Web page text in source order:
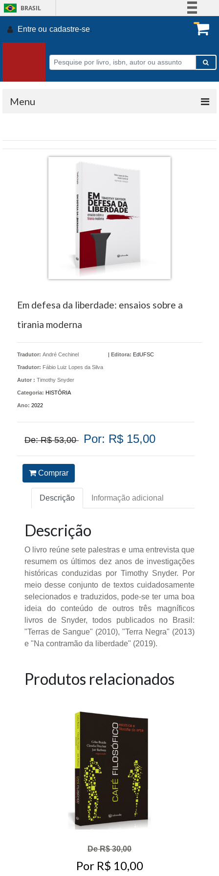
BRASIL
Participe
Acesso à informação
Legislação
Entre ou cadastre-se.
Menu
Em defesa da liberdade: ensaios sobre a
tirania moderna
Tradutor: André Cechinel
Tradutor: Fábio Luiz Lopes da Silva
Autor : Timothy Snyder
| Editora: EdUFSC
Categoria: HISTÓRIA
Ano: 2022
De: R$ 53,00 Por: R$ 15,00
Comprar
Descrição Informação adicional
Descrição
O livro reúne sete palestras e uma entrevista que
resumem os últimos dez anos de investigações
históricas conduzidas por Timothy Snyder. Por
meio desse conjunto de textos cuidadosamente
selecionados e traduzidos, pode-se ter uma boa
ideia do conteúdo de outros três magníficos
livros de Snyder, todos publicados no Brasil:
"Terras de Sangue" (2010), "Terra Negra" (2013)
e "Na contramão da liberdade" (2019).
Produtos relacionados
De R$ 30,00
Por R$ 10,00